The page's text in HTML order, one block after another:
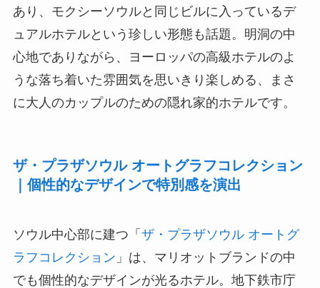
あり、モクシーソウルと同じビルに入っているデ
ュアルホテルという珍しい形態も話題。明洞の中
心地でありながら、ヨーロッパの高級ホテルのよ
うな落ち着いた雰囲気を思いきり楽しめる、まさ
に大人のカップルのための隠れ家的ホテルです。
ザ・プラザソウル オートグラフコレクション
｜個性的なデザインで特別感を演出
ソウル中心部に建つ「 ザ・プラザソウル オートグ
ラフコレクション 」は、マリオットブランドの中
でも個性的なデザインが光るホテル。地下鉄市庁